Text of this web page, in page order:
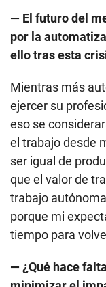
ejercer su
eso se
el trabajo desde
que el valor de
trabajo
porque mi
tiempo para
— ¿Qué hace
minimizar el
economía?
El tema ahorita
inteligente para
basada en